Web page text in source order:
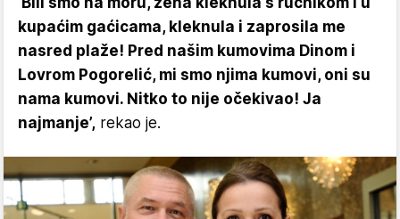
kupaćim gaćicama, kleknula i zaprosila me
nasred plaže! Pred našim kumovima Dinom i
Lovrom Pogorelić, mi smo njima kumovi, oni su
nama kumovi. Nitko to nije očekivao! Ja
najmanje’, rekao je.